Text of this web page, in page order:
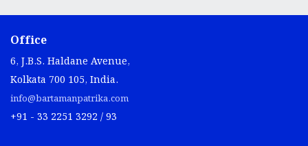
Office
6, J.B.S. Haldane Avenue,
Kolkata 700 105, India.
info@bartamanpatrika.com
+91 - 33 2251 3292 / 93